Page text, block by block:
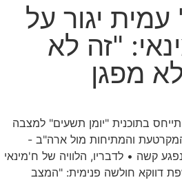
יגור על
"זה לא
מפגן
בתוכנית "יומן תשעים" למצבה
והמתיחות מול ארה"ב -
קשה • לדבריו, הלוויה של ח'מינאי
דווקא חולשה פנימית: "המצב